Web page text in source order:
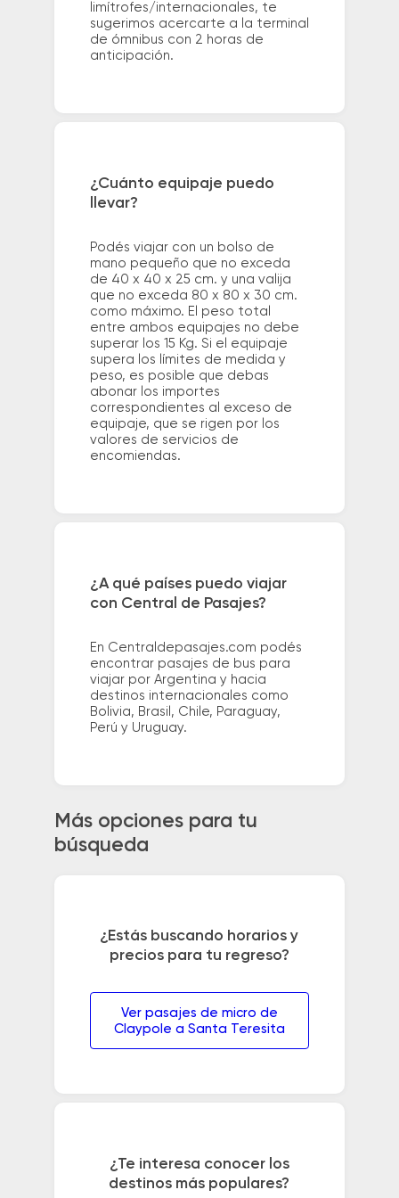
limítrofes/internacionales, te
sugerimos acercarte a la terminal
de ómnibus con 2 horas de
anticipación.
¿Cuánto equipaje puedo
llevar?
Podés viajar con un bolso de
mano pequeño que no exceda
de 40 x 40 x 25 cm. y una valija
que no exceda 80 x 80 x 30 cm.
como máximo. El peso total
entre ambos equipajes no debe
superar los 15 Kg. Si el equipaje
supera los límites de medida y
peso, es posible que debas
abonar los importes
correspondientes al exceso de
equipaje, que se rigen por los
valores de servicios de
encomiendas.
¿A qué países puedo viajar
con Central de Pasajes?
En Centraldepasajes.com podés
encontrar pasajes de bus para
viajar por Argentina y hacia
destinos internacionales como
Bolivia, Brasil, Chile, Paraguay,
Perú y Uruguay.
Más opciones para tu
búsqueda
¿Estás buscando horarios y
precios para tu regreso?
Ver pasajes de micro de
Claypole a Santa Teresita
¿Te interesa conocer los
destinos más populares?